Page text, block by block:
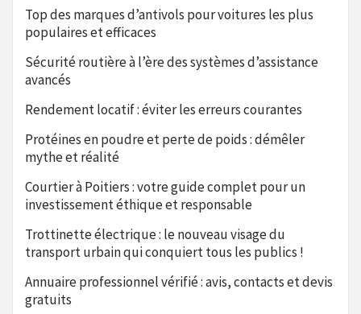
Top des marques d’antivols pour voitures les plus
populaires et efficaces
Sécurité routière à l’ère des systèmes d’assistance
avancés
Rendement locatif : éviter les erreurs courantes
Protéines en poudre et perte de poids : démêler
mythe et réalité
Courtier à Poitiers : votre guide complet pour un
investissement éthique et responsable
Trottinette électrique : le nouveau visage du
transport urbain qui conquiert tous les publics !
Annuaire professionnel vérifié : avis, contacts et devis
gratuits